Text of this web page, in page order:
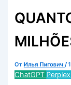
От Илья Пигович/
ChatGPT